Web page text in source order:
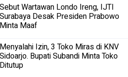
Sebut Wartawan Londo Ireng, IJTI
Surabaya Desak Presiden Prabowo
Minta Maaf
Menyalahi Izin, 3 Toko Miras di KNV
Sidoarjo. Bupati Subandi Minta Toko
Ditutup